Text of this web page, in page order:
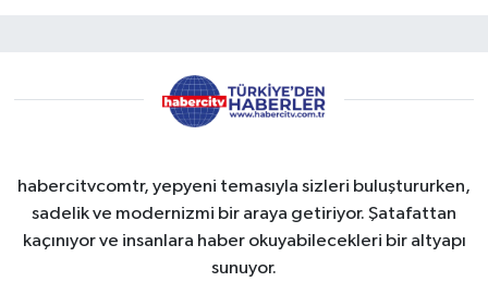
habercitvcomtr, yepyeni temasıyla sizleri buluştururken,
sadelik ve modernizmi bir araya getiriyor. Şatafattan
kaçınıyor ve insanlara haber okuyabilecekleri bir altyapı
sunuyor.